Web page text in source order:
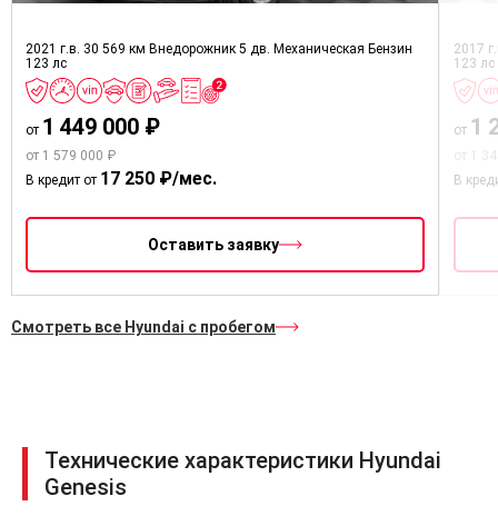
Регулировка рулевой колонки по
Кожаная отделка рулевого колеса
Круиз-контроль с управлением на
Подрулевые \"лепестки\"
переключения передач
Газовые опоры и шумоизоляция
Крышка багажника с газовыми
опорами
2021 г.в. 30 569 км Внедорожник 5 дв. Механическая Бензин
123 лс
от 1 449 000 ₽
от 1 579 000 ₽
В кредит от 17 250 ₽/мес.
Оставить заявку
2017
123 лс
от 1
В
Смотреть все Hyundai с пробегом
Технические характеристики Hyundai
Genesis